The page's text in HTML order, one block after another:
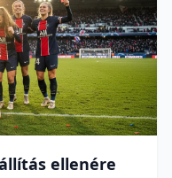
ellenére